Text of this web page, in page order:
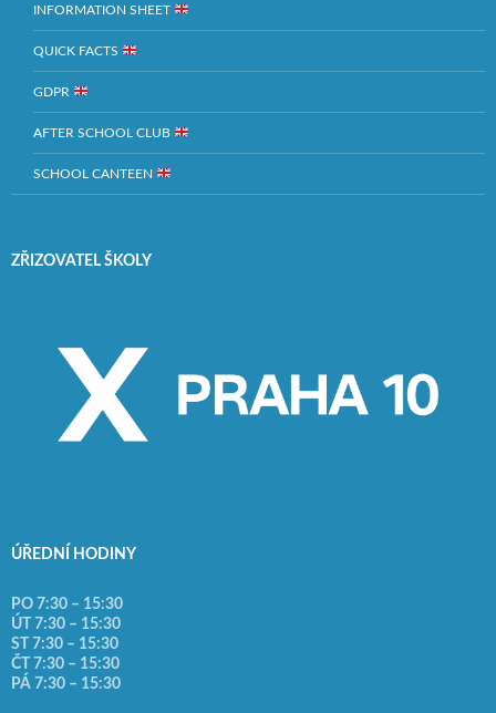
INFORMATION SHEET
QUICK FACTS
GDPR
AFTER SCHOOL CLUB
SCHOOL CANTEEN
ZŘIZOVATEL ŠKOLY
ÚŘEDNÍ HODINY
PO 7:30 – 15:30
ÚT 7:30 – 15:30
ST 7:30 – 15:30
ČT 7:30 – 15:30
PÁ 7:30 – 15:30